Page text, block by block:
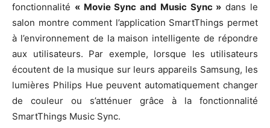
fonctionnalité « Movie Sync and Music Sync » dans le
salon montre comment l’application SmartThings permet
à l’environnement de la maison intelligente de répondre
aux utilisateurs. Par exemple, lorsque les utilisateurs
écoutent de la musique sur leurs appareils Samsung, les
lumières Philips Hue peuvent automatiquement changer
de couleur ou s’atténuer grâce à la fonctionnalité
SmartThings Music Sync.